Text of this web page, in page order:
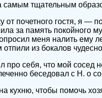
самым тщательным
от почетного гостя, я —
за память покойного
меня налить ему
из бокалов
про себя, что мой сосед
беседовал с Н. о
кухню, чтобы помочь